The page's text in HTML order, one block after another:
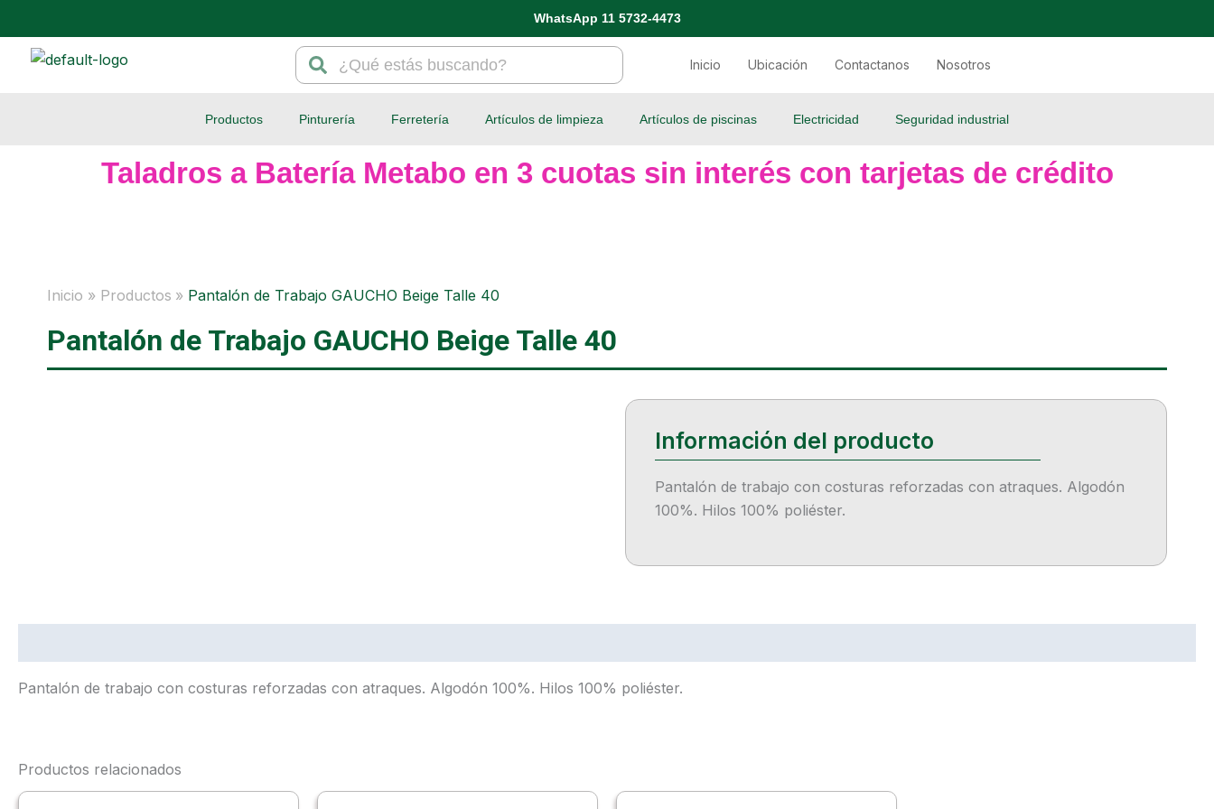
al
contenido
WhatsApp 11 5732-4473
Inicio Ubicación Contactanos Nosotros
SearchSearch
Productos Pinturería Ferretería Artículos de limpieza Artículos de piscinas Electricidad Seguridad industrial
Taladros a Batería Metabo en 3 cuotas sin interés con tarjetas de crédito
Inicio Productos Pantalón de Trabajo GAUCHO Beige Talle 40
Pantalón de Trabajo GAUCHO Beige Talle 40
Pantalón de trabajo con costuras reforzadas con atraques. Algodón
100%. Hilos 100% poliéster.
Pantalón de trabajo con costuras reforzadas con atraques. Algodón 100%. Hilos 100% poliéster.
Productos relacionados